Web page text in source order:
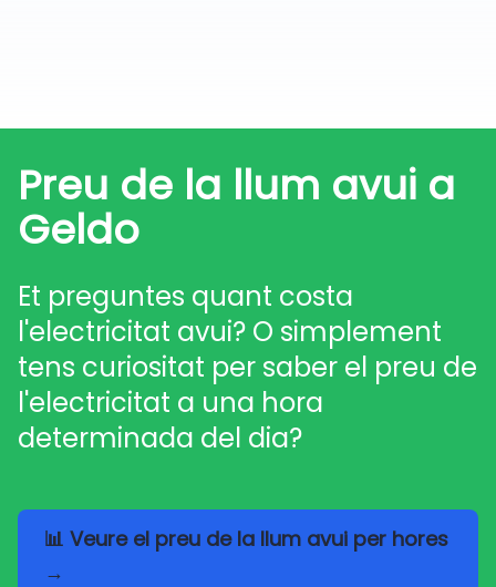
Preu de la llum avui a
Geldo
Et preguntes quant costa
l'electricitat avui? O simplement
tens curiositat per saber el preu de
l'electricitat a una hora
determinada del dia?
📊 Veure el preu de la llum avui per hores
→